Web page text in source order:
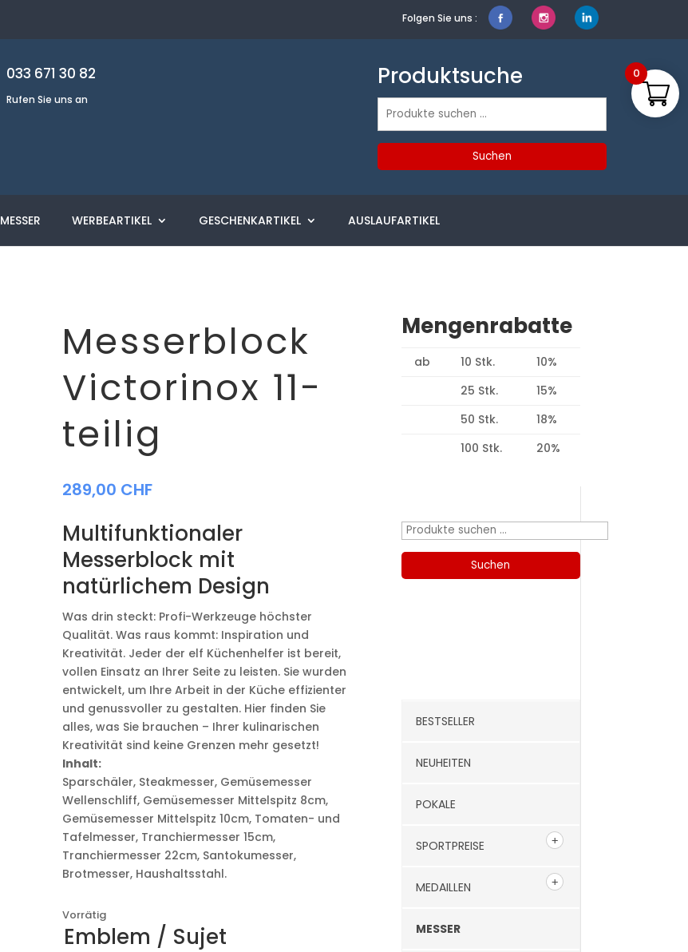
Folgen Sie uns :
033 671 30 82
Rufen Sie uns an
Produktsuche
Suchen
Suchen
MESSER WERBEARTIKEL GESCHENKARTIKEL AUSLAUFARTIKEL
Messerblock
Victorinox 11-
teilig
289,00 CHF
Multifunktionaler
Messerblock mit
natürlichem Design
Was drin steckt: Profi-Werkzeuge höchster
Qualität. Was raus kommt: Inspiration und
Kreativität. Jeder der elf Küchenhelfer ist bereit,
vollen Einsatz an Ihrer Seite zu leisten. Sie wurden
entwickelt, um Ihre Arbeit in der Küche effizienter
und genussvoller zu gestalten. Hier finden Sie
alles, was Sie brauchen – Ihrer kulinarischen
Kreativität sind keine Grenzen mehr gesetzt!
Inhalt:
Sparschäler, Steakmesser, Gemüsemesser
Wellenschliff, Gemüsemesser Mittelspitz 8cm,
Gemüsemesser Mittelspitz 10cm, Tomaten- und
Tafelmesser, Tranchiermesser 15cm,
Tranchiermesser 22cm, Santokumesser,
Brotmesser, Haushaltsstahl.
Vorrätig
Emblem / Sujet
Mengenrabatte
ab 10 Stk.
10%
25 Stk.
15%
50 Stk.
18%
100 Stk.
20%
Suchen
Suchen
BESTSELLER
NEUHEITEN
POKALE
SPORTPREISE
MEDAILLEN
MESSER
0